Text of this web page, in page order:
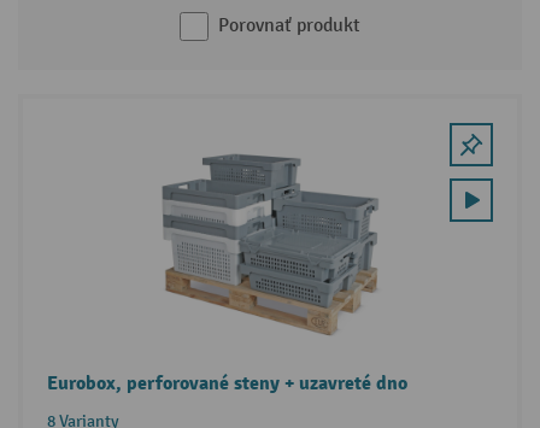
Porovnať produkt
Eurobox, perforované steny + uzavreté dno
8 Varianty